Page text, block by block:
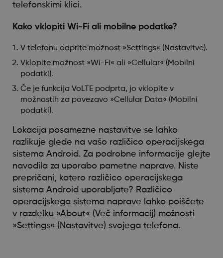
telefonskimi klici.
Kako vklopiti Wi-Fi ali mobilne podatke?
V telefonu odprite možnost »Settings« (Nastavitve).
Vklopite možnost »Wi-Fi« ali »Cellular« (Mobilni
podatki).
Če je funkcija VoLTE podprta, jo vklopite v
možnostih za povezavo »Cellular Data« (Mobilni
podatki).
Lokacija posamezne nastavitve se lahko
razlikuje glede na vašo različico operacijskega
sistema Android. Za podrobne informacije glejte
navodila za uporabo pametne naprave. Niste
prepričani, katero različico operacijskega
sistema Android uporabljate? Različico
operacijskega sistema naprave lahko poiščete
v razdelku »About« (Več informacij) možnosti
»Settings« (Nastavitve) svojega telefona.